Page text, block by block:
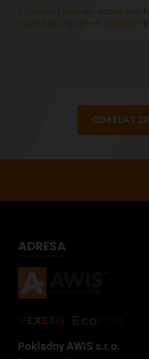
* Všechny položky označené
vyplňit pro správné odeslání
ODESLAT
ADRESA
Pokladny AWIS s.r.o.